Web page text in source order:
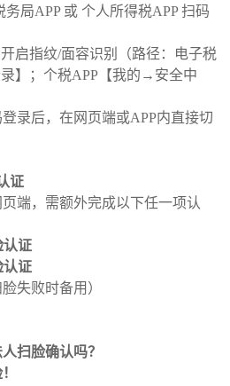
务局APP 或 个人所得税APP 扫码
启指纹/面容识别（路径：电子税
】；个税APP【我的→安全中
录后，在网页端或APP内直接切
证
端，需额外完成以下任一项认
认证
认证
失败时备用）
人扫脸确认吗？